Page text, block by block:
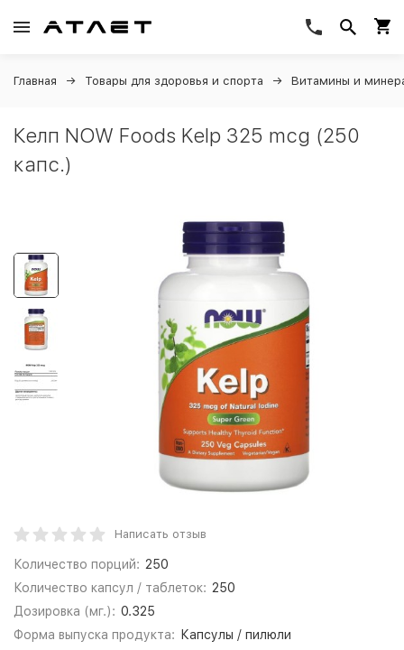
Главная Товары для здоровья и спорта Витамины и
Келп NOW Foods Kelp 325 mcg (250
капс.)
Написать отзыв
Количество порций: 250
Количество капсул / таблеток: 250
Дозировка (мг.): 0.325
Форма выпуска продукта:
Капсулы / пилюли